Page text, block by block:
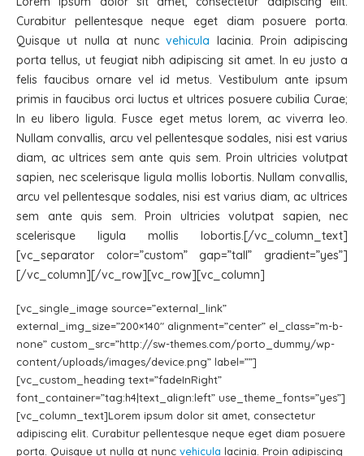
Curabitur pellentesque neque eget diam posuere porta.
Quisque ut nulla at nuncvehicula lacinia. Proin adipiscing
porta tellus, ut feugiat nibh adipiscing sit amet. In eu justo a
felis faucibus ornare vel id metus. Vestibulum ante ipsum
primis in faucibus orci luctus et ultrices posuere cubilia Curae;
In eu libero ligula. Fusce eget metus lorem, ac viverra leo.
Nullam convallis, arcu vel pellentesque sodales, nisi est varius
diam, ac ultrices sem ante quis sem. Proin ultricies volutpat
sapien, nec scelerisque ligula mollis lobortis. Nullam convallis,
arcu vel pellentesque sodales, nisi est varius diam, ac ultrices
sem ante quis sem. Proin ultricies volutpat sapien, nec
scelerisque ligula mollis lobortis.[/vc_column_text]
[vc_separator color=”custom” gap=”tall” gradient=”yes”]
[/vc_column][/vc_row][vc_row][vc_column]
[vc_single_image source=”external_link”
external_img_size=”200×140″ alignment=”center” el_class=”m-b-
none” custom_src=”http://sw-themes.com/porto_dummy/wp-
content/uploads/images/device.png” label=””]
[vc_custom_heading text=”fadeInRight”
font_container=”tag:h4|text_align:left” use_theme_fonts=”yes”]
[vc_column_text]Lorem ipsum dolor sit amet, consectetur
adipiscing elit. Curabitur pellentesque neque eget diam posuere
porta. Quisque ut nulla at nunc vehicula lacinia. Proin adipiscing